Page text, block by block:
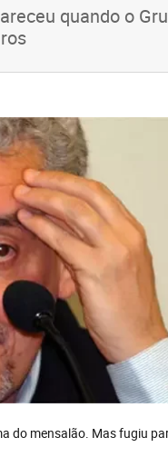
quando o
do mensalão. Mas fugiu